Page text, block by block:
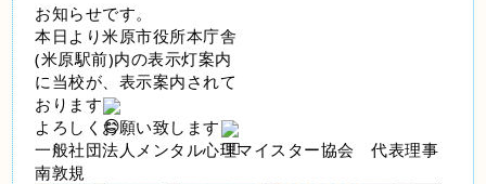
お知らせです。
本日より米原市役所本庁舎
(米原駅前)内の表示灯案内
に当校が、表示案内されて
おります
よろしくお願い致します
一般社団法人メンタル心理マイスター協会　代表理事
南敦規